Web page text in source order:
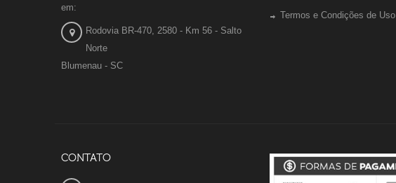
em:
Rodovia BR-470, 2580 - Km 56 - Salto
Norte
Blumenau - SC
Termos e Condições de Uso
CONTATO